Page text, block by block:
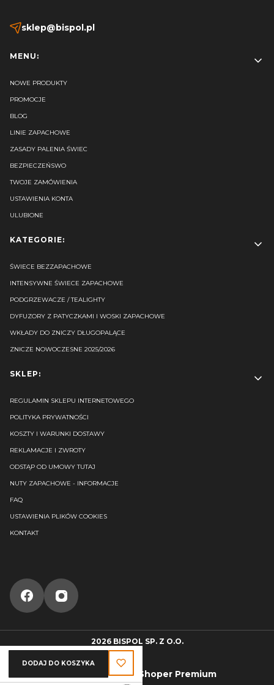
sklep@bispol.pl
Linki w stopce
MENU:
NOWE PRODUKTY
PROMOCJE
BLOG
LINIE ZAPACHOWE
ZASADY PALENIA ŚWIEC
BEZPIECZEŃSWO
TWOJE ZAMÓWIENIA
USTAWIENIA KONTA
ULUBIONE
KATEGORIE:
ŚWIECE BEZZAPACHOWE
INTENSYWNE ŚWIECE ZAPACHOWE
PODGRZEWACZE / TEALIGHTY
DYFUZORY Z PATYCZKAMI I WOSKI ZAPACHOWE
WKŁADY DO ZNICZY DŁUGOPALĄCE
ZNICZE NOWOCZESNE 2025/2026
SKLEP:
REGULAMIN SKLEPU INTERNETOWEGO
POLITYKA PRYWATNOŚCI
KOSZTY I WARUNKI DOSTAWY
REKLAMACJE I ZWROTY
ODSTĄP OD UMOWY TUTAJ
NUTY ZAPACHOWE - INFORMACJE
FAQ
USTAWIENIA PLIKÓW COOKIES
KONTAKT
2026 BISPOL SP. Z O.O.
Sklep internetowy Shoper Premium
DODAJ DO KOSZYKA